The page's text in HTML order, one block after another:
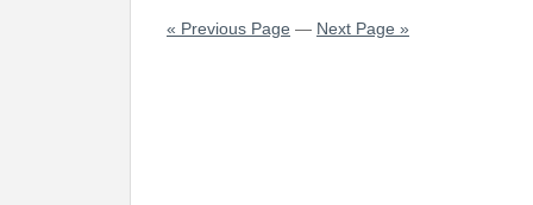
« Previous Page — Next Page »